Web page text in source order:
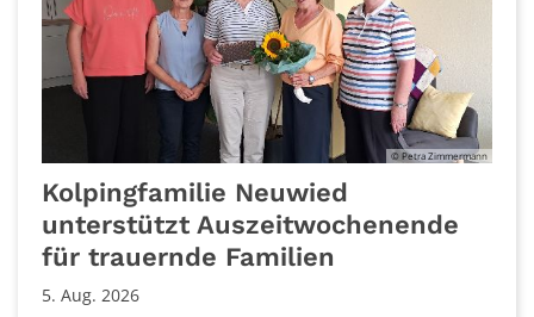
© Petra Zimmermann
Kolpingfamilie Neuwied
unterstützt Auszeitwochenende
für trauernde Familien
5. Aug. 2026